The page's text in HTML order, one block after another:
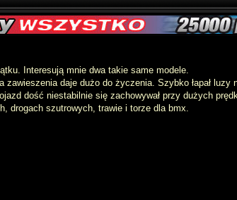
Interesują mnie dwa takie same modele.
daje dużo do życzenia. Szybko łapał
dość niestabilnie się zachowywał przy dużych
drogach szutrowych, trawie i torze dla bmx.